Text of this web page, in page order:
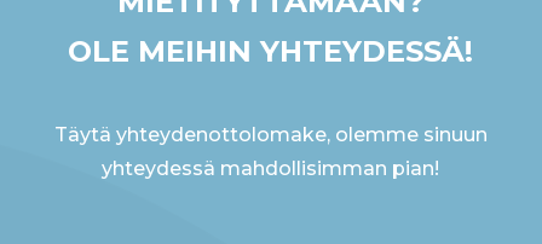
OLE MEIHIN YHTEYDESSÄ!
Täytä yhteydenottolomake, olemme sinuun
yhteydessä mahdollisimman pian!